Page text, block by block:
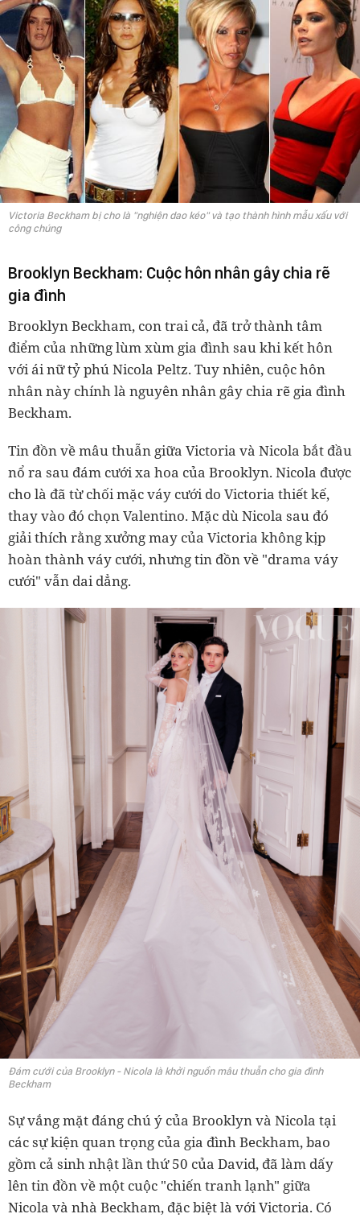
Victoria Beckham bị cho là "nghiện dao kéo" và tạo thành hình mẫu xấu với
công chúng
Brooklyn Beckham: Cuộc hôn nhân gây chia rẽ
gia đình
Brooklyn Beckham, con trai cả, đã trở thành tâm
điểm của những lùm xùm gia đình sau khi kết hôn
với ái nữ tỷ phú Nicola Peltz. Tuy nhiên, cuộc hôn
nhân này chính là nguyên nhân gây chia rẽ gia đình
Beckham.
Tin đồn về mâu thuẫn giữa Victoria và Nicola bắt đầu
nổ ra sau đám cưới xa hoa của Brooklyn. Nicola được
cho là đã từ chối mặc váy cưới do Victoria thiết kế,
thay vào đó chọn Valentino. Mặc dù Nicola sau đó
giải thích rằng xưởng may của Victoria không kịp
hoàn thành váy cưới, nhưng tin đồn về "drama váy
cưới" vẫn dai dẳng.
Đám cưới của Brooklyn - Nicola là khởi nguồn mâu thuẫn cho gia đình
Beckham
Sự vắng mặt đáng chú ý của Brooklyn và Nicola tại
các sự kiện quan trọng của gia đình Beckham, bao
gồm cả sinh nhật lần thứ 50 của David, đã làm dấy
lên tin đồn về một cuộc "chiến tranh lạnh" giữa
Nicola và nhà Beckham, đặc biệt là với Victoria. Có